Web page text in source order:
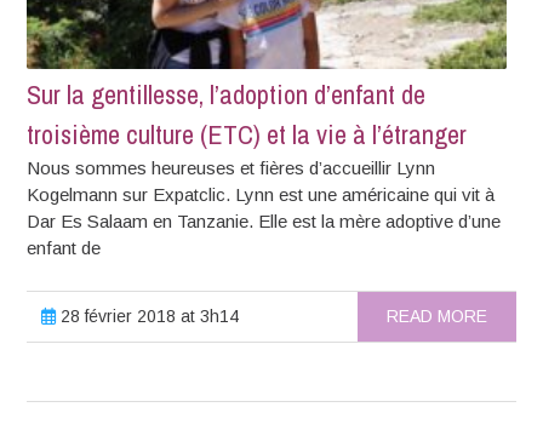
Sur la gentillesse, l’adoption d’enfant de
troisième culture (ETC) et la vie à l’étranger
Nous sommes heureuses et fières d’accueillir Lynn
Kogelmann sur Expatclic. Lynn est une américaine qui vit à
Dar Es Salaam en Tanzanie. Elle est la mère adoptive d’une
enfant de
28 février 2018 at 3h14 READ MORE